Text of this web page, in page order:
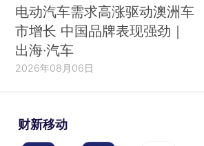
电动汽车需求高涨驱动澳洲车
市增长 中国品牌表现强劲｜
出海·汽车
2026年08月06日
财新移动